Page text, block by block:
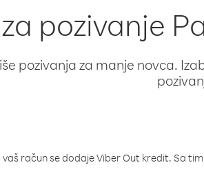
pozivanje
pozivanja za manje novca.
vaš račun se dodaje Viber Out kredit. Sa